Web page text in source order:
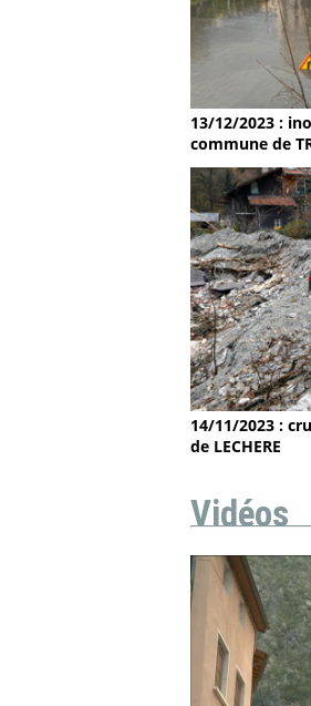
13/12/2023 :
commune de
14/11/2023 :
de LECHERE
Vidéos